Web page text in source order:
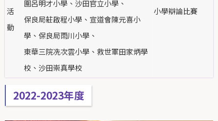
活
動
圍呂明才小學、沙田官立小學、
保良局莊啟程小學、宣道會陳元喜小
學、保良局雨川小學、
東華三院冼次雲小學、救世軍田家炳學
校、沙田崇真學校
小學辯論比賽
2022-2023年度